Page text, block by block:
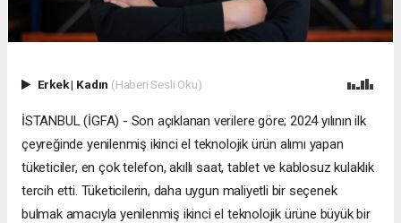
Erkek| Kadın (Haberi Sesli Oku)
İSTANBUL (İGFA) - Son açıklanan verilere göre; 2024 yılının ilk
çeyreğinde yenilenmiş ikinci el teknolojik ürün alımı yapan
tüketiciler, en çok telefon, akıllı saat, tablet ve kablosuz kulaklık
tercih etti. Tüketicilerin, daha uygun maliyetli bir seçenek
bulmak amacıyla yenilenmiş ikinci el teknolojik ürüne büyük bir